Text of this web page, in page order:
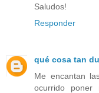
Saludos!
Responder
qué cosa tan
Me encantan
ocurrido poner